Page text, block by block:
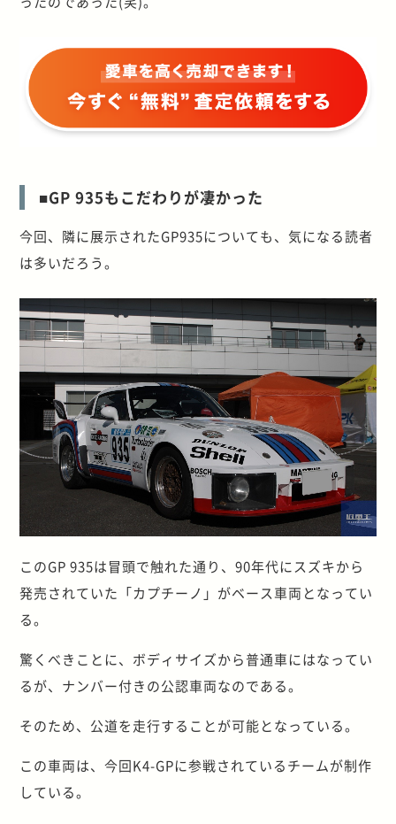
■GP 935もこだわりが凄かった
今回、隣に展示されたGP935についても、気になる読者
は多いだろう。
このGP 935は冒頭で触れた通り、90年代にスズキから
発売されていた「カプチーノ」がベース車両となってい
る。
驚くべきことに、ボディサイズから普通車にはなってい
るが、ナンバー付きの公認車両なのである。
そのため、公道を走行することが可能となっている。
この車両は、今回K4-GPに参戦されているチームが制作
している。